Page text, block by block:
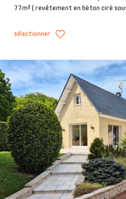
77m² ( revêtement en béton ciré
sélectionner